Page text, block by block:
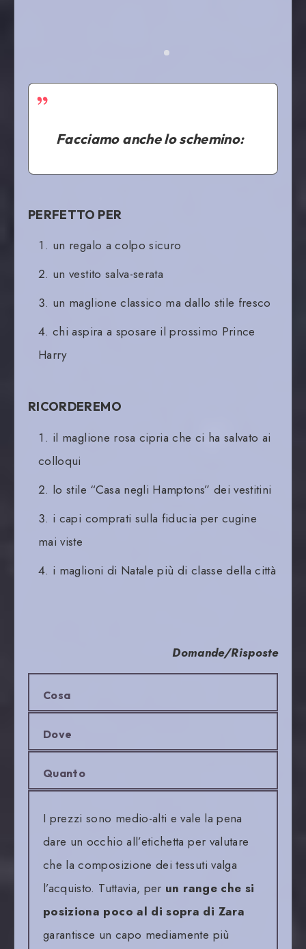
Facciamo anche lo schemino:
PERFETTO PER
un regalo a colpo sicuro
un vestito salva-serata
un maglione classico ma dallo stile fresco
chi aspira a sposare il prossimo Prince
Harry
RICORDEREMO
il maglione rosa cipria che ci ha salvato ai
colloqui
lo stile “Casa negli Hamptons” dei vestitini
i capi comprati sulla fiducia per cugine
mai viste
i maglioni di Natale più di classe della città
Domande/Risposte
Cosa
Dove
Quanto
I prezzi sono medio-alti e vale la pena
dare un occhio all’etichetta per valutare
che la composizione dei tessuti valga
l’acquisto. Tuttavia, per un range che si
posiziona poco al di sopra di Zara
garantisce un capo mediamente più